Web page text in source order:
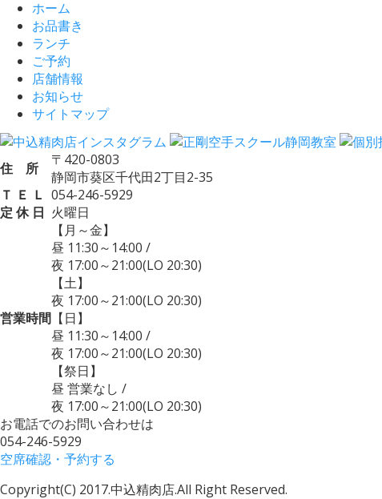
ホーム
お品書き
ランチ
ご予約
店舗情報
お知らせ
サイトマップ
住 所
〒420-0803
静岡市葵区千代田2丁目2-35
Ｔ Ｅ Ｌ 054-246-5929
定 休 日 火曜日
営業時間
【月～金】
昼 11:30～14:00 /
夜 17:00～21:00(LO 20:30)
【土】
夜 17:00～21:00(LO 20:30)
【日】
昼 11:30～14:00 /
夜 17:00～21:00(LO 20:30)
【祭日】
昼 営業なし /
夜 17:00～21:00(LO 20:30)
お電話でのお問い合わせは
054-246-5929
空席確認・予約する
Copyright(C) 2017.中込精肉店.All Right Reserved.